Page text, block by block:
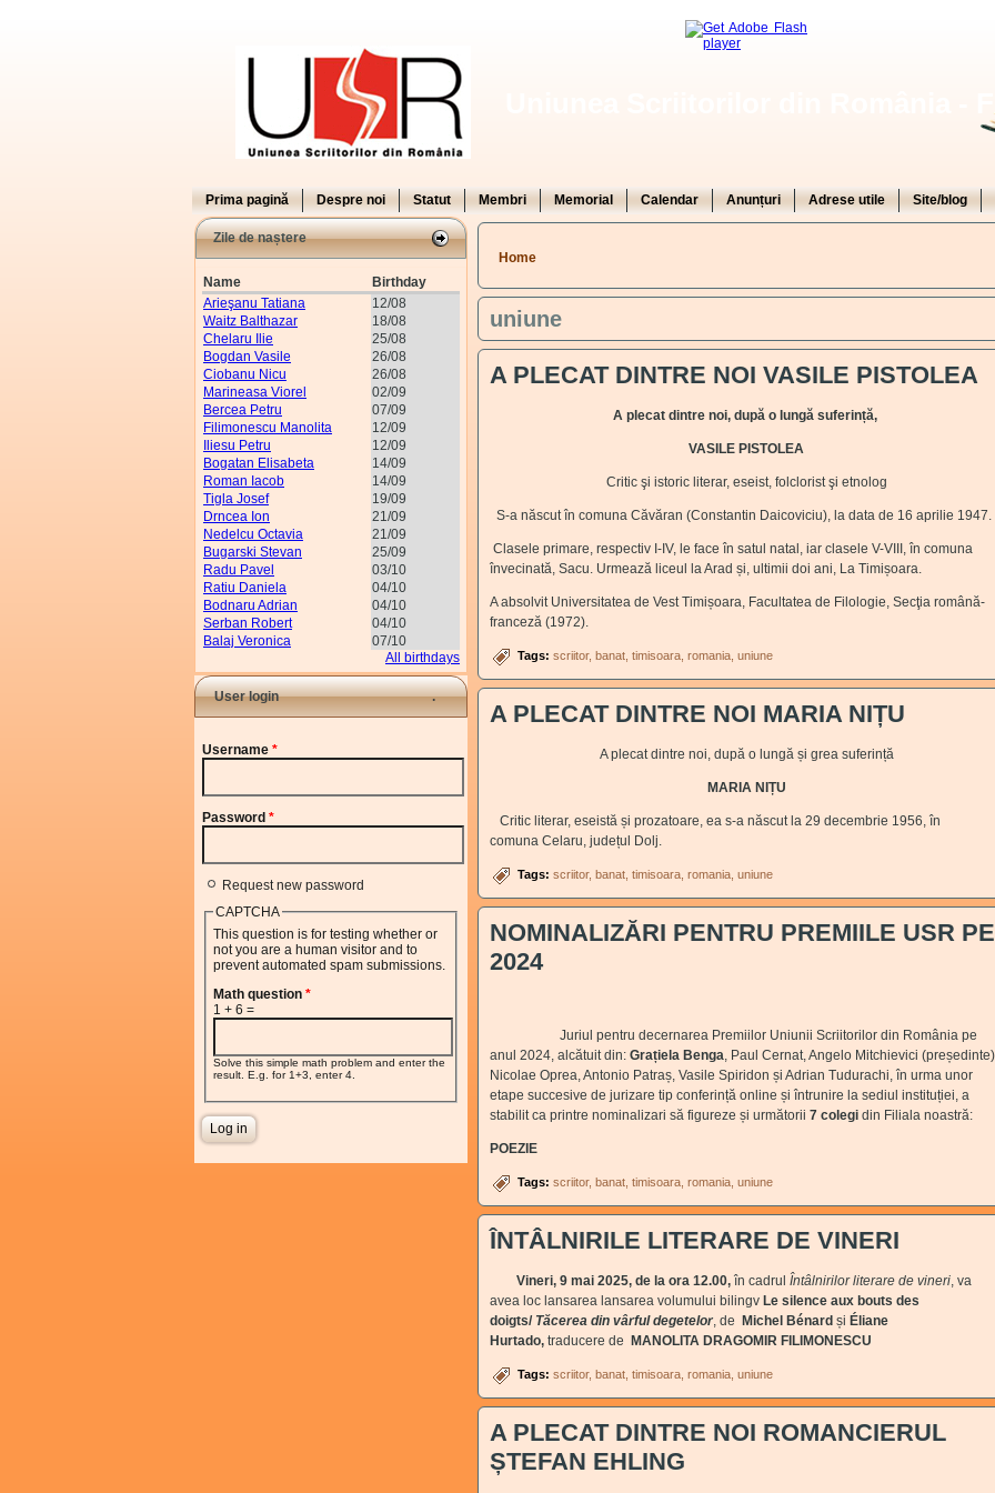
Prima pagină Despre noi Statut Membri Memorial Calendar Anunțuri Adrese utile Site/blog
Zile de naștere
Name
Birthday
Arieşanu Tatiana
12/08
Waitz Balthazar
18/08
Chelaru Ilie
25/08
Bogdan Vasile
26/08
Ciobanu Nicu
26/08
Marineasa Viorel
02/09
Bercea Petru
07/09
Filimonescu Manolita
12/09
Iliesu Petru
12/09
Bogatan Elisabeta
14/09
Roman Iacob
14/09
Tigla Josef
19/09
Drncea Ion
21/09
Nedelcu Octavia
21/09
Bugarski Stevan
25/09
Radu Pavel
03/10
Ratiu Daniela
04/10
Bodnaru Adrian
04/10
Serban Robert
04/10
Balaj Veronica
07/10
All birthdays
User login
Username *
Password *
Request new password
CAPTCHA
This question is for testing whether or
not you are a human visitor and to
prevent automated spam submissions.
Math question *
1 + 6 =
Solve this simple math problem and enter the
result. E.g. for 1+3, enter 4.
You are here
Home
uniune
A PLECAT DINTRE NOI VASILE PISTOLEA
A plecat dintre noi, după o lungă suferință,
VASILE PISTOLEA
Critic şi istoric literar, eseist, folclorist şi etnolog
S-a născut în comuna Căvăran (Constantin Daicoviciu), la data de 16 aprilie 1947.
Clasele primare, respectiv I-IV, le face în satul natal, iar clasele V-VIII, în comuna
învecinată, Sacu. Urmează liceul la Arad și, ultimii doi ani, La Timișoara.
A absolvit Universitatea de Vest Timișoara, Facultatea de Filologie, Secţia română-
franceză (1972).
Tags: scriitor banat timisoara romania uniune
A PLECAT DINTRE NOI MARIA NIȚU
A plecat dintre noi, după o lungă și grea suferință
MARIA NIȚU
Critic literar, eseistă și prozatoare, ea s-a născut la 29 decembrie 1956, în
comuna Celaru, județul Dolj.
Tags: scriitor banat timisoara romania uniune
NOMINALIZĂRI PENTRU PREMIILE USR PE
2024
Juriul pentru decernarea Premiilor Uniunii Scriitorilor din România pe
anul 2024, alcătuit din: Grațiela Benga, Paul Cernat, Angelo Mitchievici
Nicolae Oprea, Antonio Patraș, Vasile Spiridon și Adrian Tudurachi, în urma unor
etape succesive de jurizare tip conferință online și întrunire la sediul instituției, a
stabilit ca printre nominalizari să figureze și următorii 7 colegi din Filiala noastră:
POEZIE
Tags: scriitor banat timisoara romania uniune
ÎNTÂLNIRILE LITERARE DE VINERI
Vineri, 9 mai 2025, de la ora 12.00, în cadrul Întâlnirilor literare de vineri, va
avea loc lansarea lansarea volumului bilingv Le silence aux bouts des
doigts/ Tăcerea din vârful degetelor, de Michel Bénard și Éliane
Hurtado, traducere de MANOLITA DRAGOMIR FILIMONESCU
Tags: scriitor banat timisoara romania uniune
A PLECAT DINTRE NOI ROMANCIERUL
ȘTEFAN EHLING